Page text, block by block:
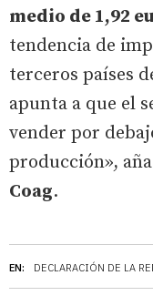
EN: DECLARACIÓN DE LA
medio de 1,92
tendencia de
terceros países
apunta a que el
vender por
producción»,
Coag.